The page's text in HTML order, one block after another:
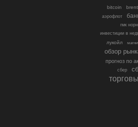
bitcoin brent
аэрофлот
гмк
инвестиции в
лукойл
обзор
прогноз по
сбер